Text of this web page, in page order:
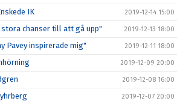
IK 2019-12-14 15:00
stora chanser till att gå upp" 2019-12-13 18:00
Pavey inspirerade mig" 2019-12-11 18:00
2019-12-09 20:00
2019-12-08 16:00
2019-12-07 20:00